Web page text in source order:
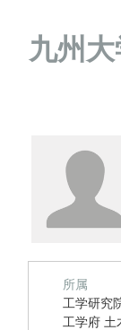
九州
所属
工学研究
工学府 土